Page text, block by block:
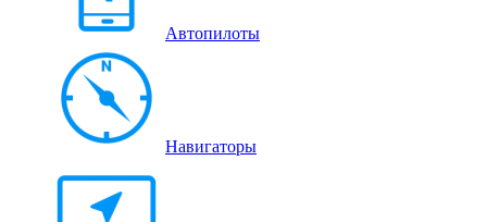
Автопилоты
Навигаторы